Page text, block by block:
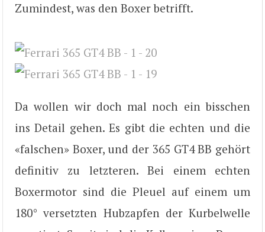
Zumindest, was den Boxer betrifft.
Da wollen wir doch mal noch ein bisschen
ins Detail gehen. Es gibt die echten und die
«falschen» Boxer, und der 365 GT4 BB gehört
definitiv zu letzteren. Bei einem echten
Boxermotor sind die Pleuel auf einem um
180° versetzten Hubzapfen der Kurbelwelle